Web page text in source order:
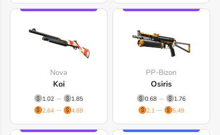
Nova
Koi
1.02
1.85
2.64
4.69
PP-Bizon
Osiris
0.68
1.76
2.1
5.49